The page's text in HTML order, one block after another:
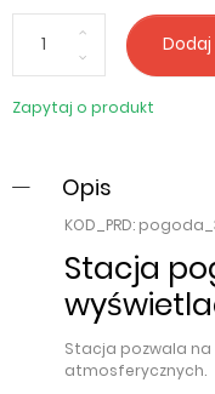
Dodaj
Zapytaj o produkt
Opis
KOD_PRD:
Stacja
Stacja pozwala
atmosferycznych.